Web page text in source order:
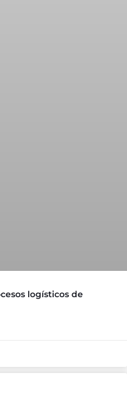
logísticos de